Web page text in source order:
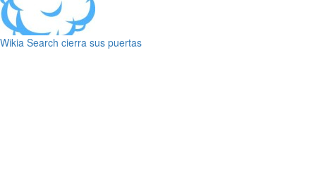
Wikia Search cierra sus puertas